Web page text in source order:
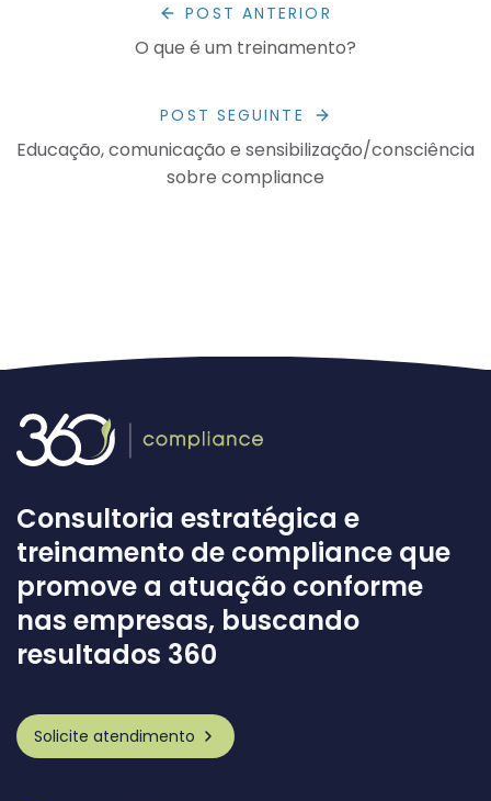
POST ANTERIOR
O que é um treinamento?
POST SEGUINTE
Educação, comunicação e sensibilização/consciência
sobre compliance
Consultoria estratégica e
treinamento de compliance que
promove a atuação conforme
nas empresas, buscando
resultados 360
Solicite atendimento